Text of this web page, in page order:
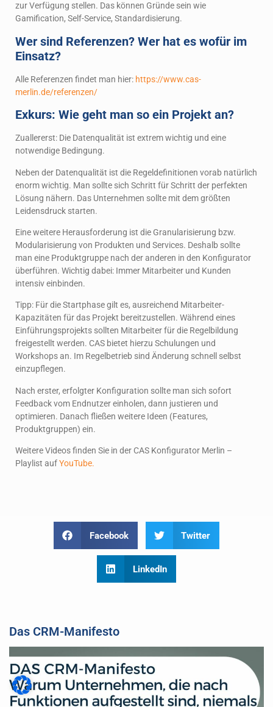
zur Verfügung stellen. Das können Gründe sein wie
Gamification, Self-Service, Standardisierung.
Wer sind Referenzen? Wer hat es wofür im
Einsatz?
Alle Referenzen findet man hier: https://www.cas-
merlin.de/referenzen/
Exkurs: Wie geht man so ein Projekt an?
Zuallererst: Die Datenqualität ist extrem wichtig und eine
notwendige Bedingung.
Neben der Datenqualität ist die Regeldefinitionen vorab natürlich
enorm wichtig. Man sollte sich Schritt für Schritt der perfekten
Lösung nähern. Das Unternehmen sollte mit dem größten
Leidensdruck starten.
Eine weitere Herausforderung ist die Granularisierung bzw.
Modularisierung von Produkten und Services. Deshalb sollte
man eine Produktgruppe nach der anderen in den Konfigurator
überführen. Wichtig dabei: Immer Mitarbeiter und Kunden
intensiv einbinden.
Tipp: Für die Startphase gilt es, ausreichend Mitarbeiter-
Kapazitäten für das Projekt bereitzustellen. Während eines
Einführungsprojekts sollten Mitarbeiter für die Regelbildung
freigestellt werden. CAS bietet hierzu Schulungen und
Workshops an. Im Regelbetrieb sind Änderung schnell selbst
einzupflegen.
Nach erster, erfolgter Konfiguration sollte man sich sofort
Feedback vom Endnutzer einholen, dann justieren und
optimieren. Danach fließen weitere Ideen (Features,
Produktgruppen) ein.
Weitere Videos finden Sie in der CAS Konfigurator Merlin –
Playlist aufYouTube.
Facebook Twitter
LinkedIn
Das CRM-Manifesto